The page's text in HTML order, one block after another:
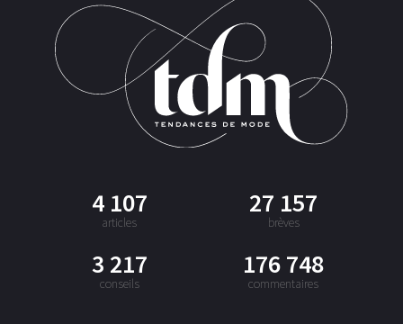
4 107
articles
27 157
brèves
3 217
conseils
176 748
commentaires